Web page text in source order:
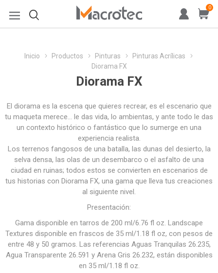
0
Inicio Productos Pinturas
Pinturas Acrílicas
Diorama FX
Diorama FX
El diorama es la escena que quieres recrear, es el escenario que
tu maqueta merece… le das vida, lo ambientas, y ante todo le das
un contexto histórico o fantástico que lo sumerge en una
experiencia realista.
Los terrenos fangosos de una batalla, las dunas del desierto, la
selva densa, las olas de un desembarco o el asfalto de una
ciudad en ruinas; todos estos se convierten en escenarios de
tus historias con Diorama FX, una gama que lleva tus creaciones
al siguiente nivel.
Presentación:
Gama disponible en tarros de 200 ml/6.76 fl oz. Landscape
Textures disponible en frascos de 35 ml/1.18 fl oz, con pesos de
entre 48 y 50 gramos. Las referencias Aguas Tranquilas 26.235,
Agua Transparente 26.591 y Arena Gris 26.232, están disponibles
en 35 ml/1.18 fl oz.